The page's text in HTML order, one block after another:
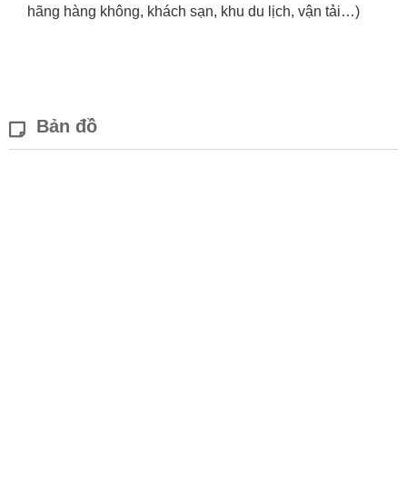
hãng hàng không, khách sạn, khu du lịch, vận tải…)
Bản đồ